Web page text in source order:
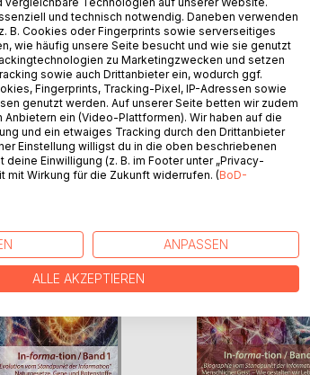
Müttern und Mädchen fokussiert, weist der
verborgenen, gesellschaftlich relevanten
ein argumentatives Fundament gegen das
und gesundendes Verständnis jenseits davon:
Brückenschlag.
TITEL BEIBoD
und technisch notwendig. Daneben verwenden
B. Cookies oder Fingerprints sowie serverseitiges
wie häufig unsere Seite besucht und wie sie genutzt
zu Marketingzwecken und setzen
sowie auch Drittanbieter ein, wodurch ggf.
Fingerprints, Tracking-Pixel, IP-Adressen sowie
genutzt werden. Auf unserer Seite betten wir zudem
Anbietern ein (Video-Plattformen). Wir haben auf die
und ein etwaiges Tracking durch den Drittanbieter
Einstellung willigst du in die oben beschriebenen
deine Einwilligung (z. B. im Footer unter „Privacy-
mit Wirkung für die Zukunft widerrufen. (BoD-
ANPASSEN
ALLE AKZEPTIEREN